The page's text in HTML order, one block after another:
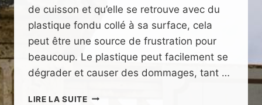
de cuisson et qu’elle se retrouve avec du
plastique fondu collé à sa surface, cela
peut être une source de frustration pour
beaucoup. Le plastique peut facilement se
dégrader et causer des dommages, tant …
LIRE LA SUITECOMMENT